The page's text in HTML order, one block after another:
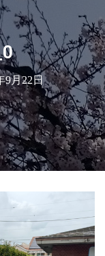
ン
を
切
り
替
え
9月22日